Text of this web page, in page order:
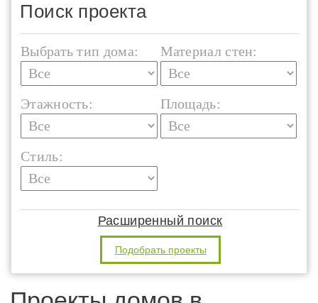
Поиск проекта
Выбрать тип дома: Материал стен:
Этажность: Площадь:
Стиль:
Расширенный поиск
Подобрать проекты